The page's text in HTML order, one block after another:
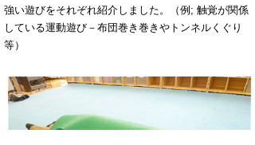
強い遊びをそれぞれ紹介しました。（例; 触覚が関係
している運動遊び－布団巻き巻きやトンネルくぐり
等）